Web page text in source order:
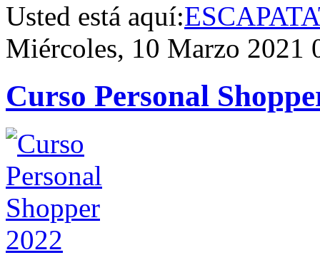
Usted está aquí:
Miércoles, 10 Marzo 2021
Curso Personal